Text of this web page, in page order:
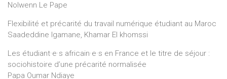
Nolwenn Le Pape
Flexibilité et précarité du travail numérique étudiant au Maroc
Saadeddine Igamane, Khamar El khomssi
Les étudiant·e·s africain·e·s en France et le titre de séjour :
sociohistoire d’une précarité normalisée
Papa Oumar Ndiaye